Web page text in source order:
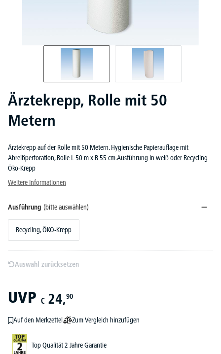
Ärztekrepp, Rolle mit 50
Metern
Ärztekrepp auf der Rolle mit 50 Metern. Hygienische Papierauflage mit
Abreißperforation, Rolle L 50 m x B 55 cm.Ausführung in weiß oder Recycling
Öko-Krepp
Weitere Informationen
Ausführung (bitte auswählen)
Recycling, ÖKO-Krepp
Auswahl zurücksetzen
UVP € 24,90
Auf den Merkzettel Zum Vergleich hinzufügen
Top Qualität 2 Jahre Garantie